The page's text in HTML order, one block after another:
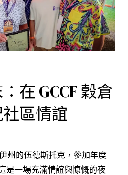
在 GCCF 穀倉
區情誼
州的伍德斯托克，參加年度
一場充滿情誼與慷慨的夜